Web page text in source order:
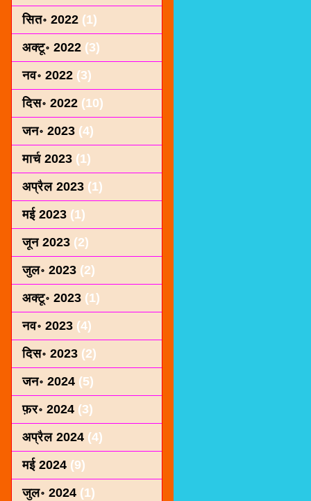
सित॰ 2022 (1)
अक्टू॰ 2022 (3)
नव॰ 2022 (3)
दिस॰ 2022 (10)
जन॰ 2023 (4)
मार्च 2023 (1)
अप्रैल 2023 (1)
मई 2023 (1)
जून 2023 (2)
जुल॰ 2023 (2)
अक्टू॰ 2023 (1)
नव॰ 2023 (4)
दिस॰ 2023 (2)
जन॰ 2024 (5)
फ़र॰ 2024 (3)
अप्रैल 2024 (4)
मई 2024 (9)
जुल॰ 2024 (1)